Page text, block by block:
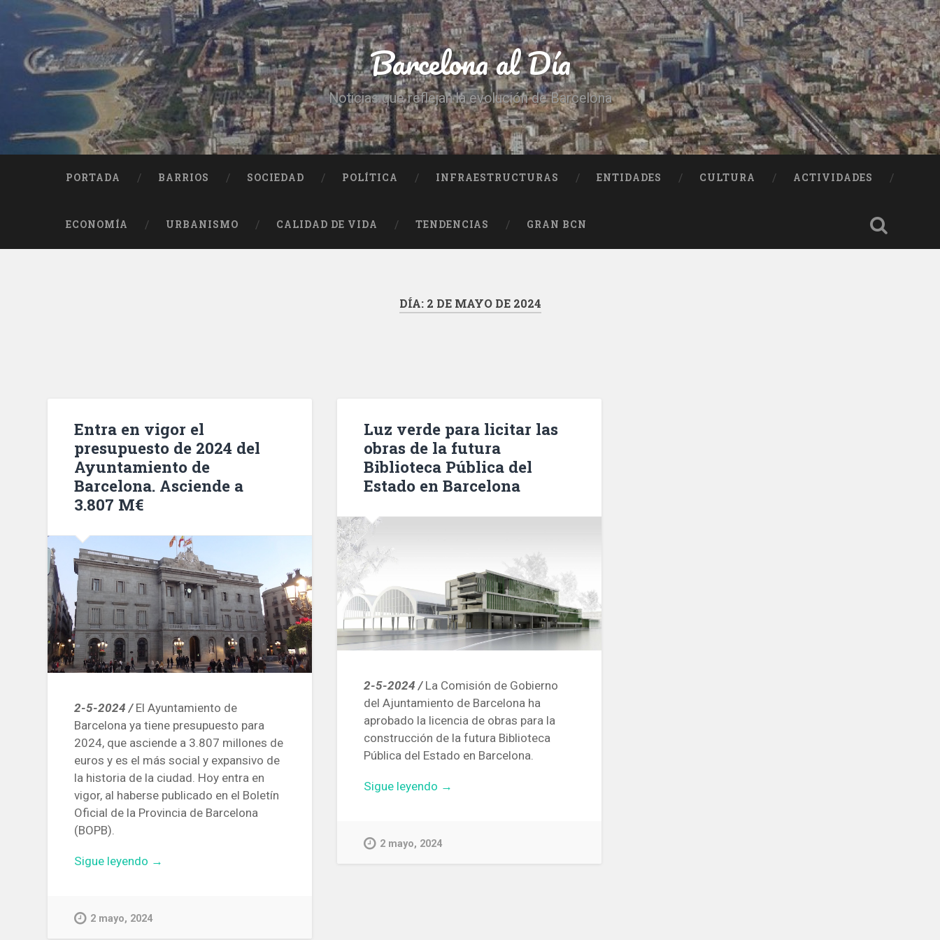
contenido
Buscar
Barcelona al Día
Noticias que reflejan la evolución de Barcelona
PORTADA BARRIOS SOCIEDAD POLÍTICA INFRAESTRUCTURAS ENTIDADES CULTURA ACTIVIDADES
ECONOMÍA URBANISMO CALIDAD DE VIDA TENDENCIAS GRAN BCN
DÍA: 2 DE MAYO DE 2024
Entra en vigor el
presupuesto de 2024 del
Ayuntamiento de
Barcelona. Asciende a
3.807 M€
2-5-2024 /El Ayuntamiento de
Barcelona ya tiene presupuesto para
2024, que asciende a 3.807 millones de
euros y es el más social y expansivo de
la historia de la ciudad. Hoy entra en
vigor, al haberse publicado en el Boletín
Oficial de la Provincia de Barcelona
(BOPB).
Sigue leyendo «Entra
el
→
2 mayo, 2024
Luz verde para licitar las
obras de la futura
Biblioteca Pública del
Estado en Barcelona
2-5-2024 /La Comisión de Gobierno
del Ajuntamiento de Barcelona ha
aprobado la licencia de obras para la
construcción de la futura Biblioteca
Pública del Estado en Barcelona.
Sigue leyendo «Luz
licitar
→
2 mayo, 2024